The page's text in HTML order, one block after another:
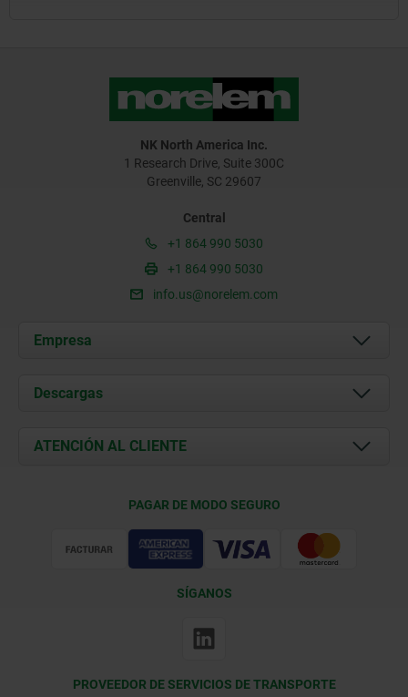
NK North America Inc.
1 Research Drive, Suite 300C
Greenville, SC 29607
Central
+1 864 990 5030
+1 864 990 5030
info.us@norelem.com
Empresa
Acerca de nosotros
Contacto
Descargas
Documents
ATENCIÓN AL CLIENTE
PAGAR DE MODO SEGURO
SÍGANOS
PROVEEDOR DE SERVICIOS DE TRANSPORTE